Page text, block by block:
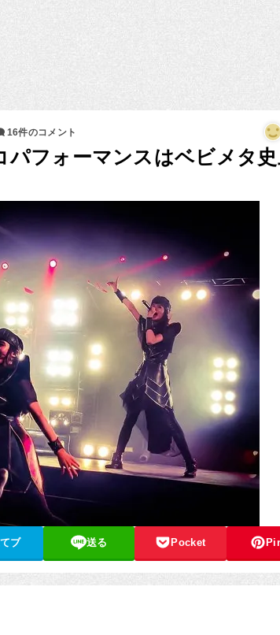
16件のコメント
パフォーマンスはベビメタ
ブ 送る Pocket